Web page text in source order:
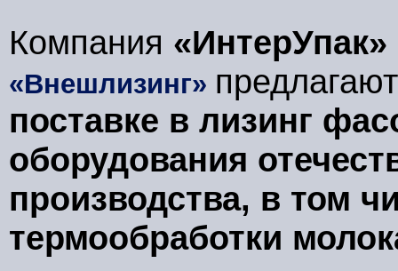
Компания «ИнтерУпак»
«Внешлизинг»
поставке в лизинг
оборудования
производства, в том
термообработки